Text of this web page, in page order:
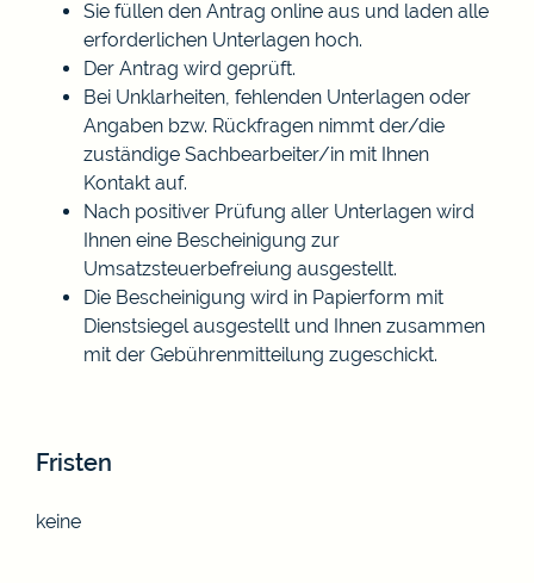
Sie füllen den Antrag online aus und laden alle
erforderlichen Unterlagen hoch.
Der Antrag wird geprüft.
Bei Unklarheiten, fehlenden Unterlagen oder
Angaben bzw. Rückfragen nimmt der/die
zuständige Sachbearbeiter/in mit Ihnen
Kontakt auf.
Nach positiver Prüfung aller Unterlagen wird
Ihnen eine Bescheinigung zur
Umsatzsteuerbefreiung ausgestellt.
Die Bescheinigung wird in Papierform mit
Dienstsiegel ausgestellt und Ihnen zusammen
mit der Gebührenmitteilung zugeschickt.
Fristen
keine